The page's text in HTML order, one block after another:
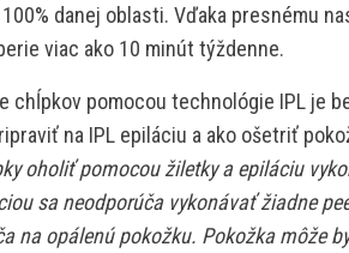
danej oblasti. Vďaka presnému
viac ako 10 minút týždenne.
chĺpkov pomocou technológie IPL je
na IPL epiláciu a ako ošetriť
oholiť pomocou žiletky a epiláciu
sa neodporúča vykonávať žiadne
na opálenú pokožku. Pokožka môže